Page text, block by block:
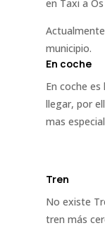
en Taxi a
municipio.
En coche
En coche
llegar, por
mas
Tren
No existe
tren más